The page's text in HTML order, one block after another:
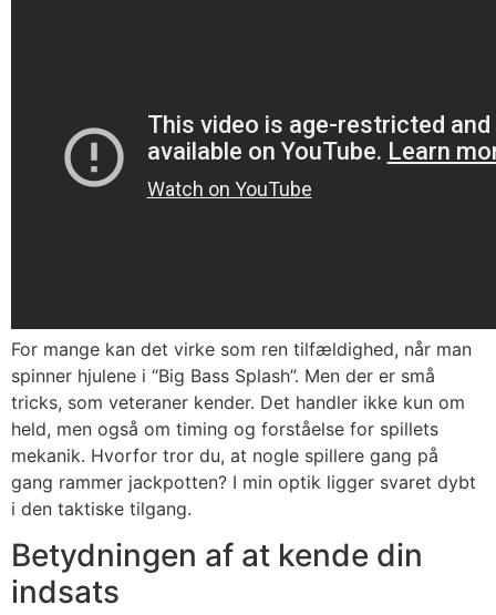
For mange kan det virke som ren tilfældighed, når man
spinner hjulene i “Big Bass Splash”. Men der er små
tricks, som veteraner kender. Det handler ikke kun om
held, men også om timing og forståelse for spillets
mekanik. Hvorfor tror du, at nogle spillere gang på
gang rammer jackpotten? I min optik ligger svaret dybt
i den taktiske tilgang.
Betydningen af at kende din
indsats